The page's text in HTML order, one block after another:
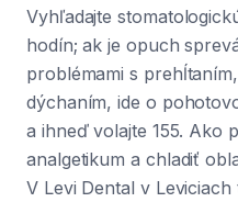
Vyhľadajte
hodín; ak je opuch
problémami s
dýchaním, ide o
a ihneď volajte 155. Ako
analgetikum a chladiť
V Levi Dental v